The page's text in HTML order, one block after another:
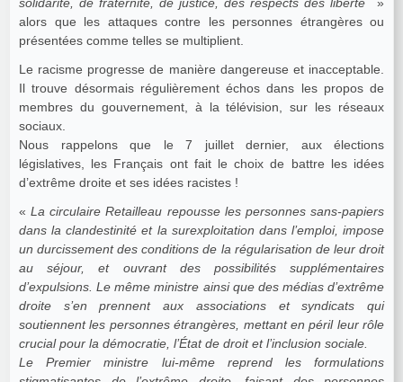
solidarité, de fraternité, de justice, des respects des liberté
»
alors que les attaques contre les personnes étrangères ou
présentées comme telles se multiplient.
Le racisme progresse de manière dangereuse et inacceptable.
Il trouve désormais régulièrement échos dans les propos de
membres du gouvernement, à la télévision, sur les réseaux
sociaux.
Nous rappelons que le 7 juillet dernier, aux élections
législatives, les Français ont fait le choix de battre les idées
d’extrême droite et ses idées racistes !
« La circulaire Retailleau repousse les personnes sans-papiers
dans la clandestinité et la surexploitation dans l’emploi, impose
un durcissement des conditions de la régularisation de leur droit
au séjour, et ouvrant des possibilités supplémentaires
d’expulsions. Le même ministre ainsi que des médias d’extrême
droite s’en prennent aux associations et syndicats qui
soutiennent les personnes étrangères, mettant en péril leur rôle
crucial pour la démocratie, l’État de droit et l’inclusion sociale.
Le Premier ministre lui-même reprend les formulations